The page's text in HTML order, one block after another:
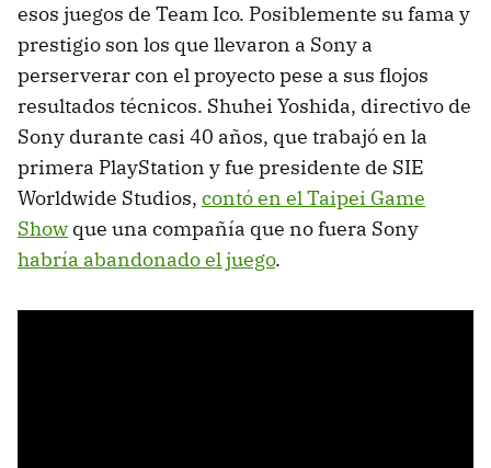
esos juegos de Team Ico. Posiblemente su fama y
prestigio son los que llevaron a Sony a
perserverar con el proyecto pese a sus flojos
resultados técnicos. Shuhei Yoshida, directivo de
Sony durante casi 40 años, que trabajó en la
primera PlayStation y fue presidente de SIE
Worldwide Studios, contó en el Taipei Game
Show que una compañía que no fuera Sony
habría abandonado el juego.